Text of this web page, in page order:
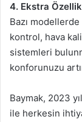
4. Ekstra
Bazı
kontrol, hava
sistemleri
konforunuzu
Baymak, 2023
ile herkesin